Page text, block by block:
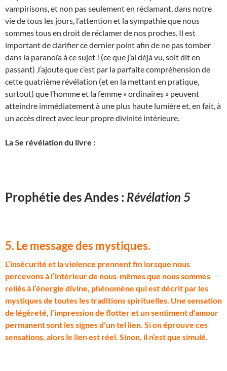
vampirisons, et non pas seulement en réclamant, dans notre
vie de tous les jours, l’attention et la sympathie que nous
sommes tous en droit de réclamer de nos proches. Il est
important de clarifier ce dernier point afin de ne pas tomber
dans la paranoïa à ce sujet ! (ce que j’ai déjà vu, soit dit en
passant) J’ajoute que c’est par la parfaite compréhension de
cette quatrième révélation (et en la mettant en pratique,
surtout) que l’homme et la femme « ordinaires » peuvent
atteindre immédiatement à une plus haute lumière et, en fait, à
un accès direct avec leur propre divinité intérieure.
La 5e révélation du livre :
Prophétie des Andes : Révélation 5
5. Le message des mystiques.
L‘insécurité et la violence prennent fin lorsque nous
percevons à l’intérieur de nous-mêmes que nous sommes
reliés à l’énergie divine, phénomène qui est décrit par les
mystiques de toutes les traditions spirituelles. Une sensation
de légèreté, l’impression de flotter et un sentiment d’amour
permanent sont les signes d’un tel lien. Si on éprouve ces
sensations, alors le lien est réel. Sinon, il n’est que simulé.